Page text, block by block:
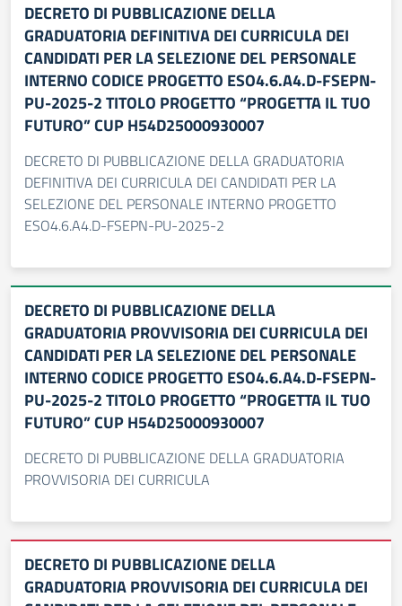
DECRETO DI PUBBLICAZIONE DELLA
GRADUATORIA DEFINITIVA DEI CURRICULA DEI
CANDIDATI PER LA SELEZIONE DEL PERSONALE
INTERNO CODICE PROGETTO ESO4.6.A4.D-FSEPN-
PU-2025-2 TITOLO PROGETTO “PROGETTA IL TUO
FUTURO” CUP H54D25000930007
DECRETO DI PUBBLICAZIONE DELLA GRADUATORIA
DEFINITIVA DEI CURRICULA DEI CANDIDATI PER LA
SELEZIONE DEL PERSONALE INTERNO PROGETTO
ESO4.6.A4.D-FSEPN-PU-2025-2
DECRETO DI PUBBLICAZIONE DELLA
GRADUATORIA PROVVISORIA DEI CURRICULA DEI
CANDIDATI PER LA SELEZIONE DEL PERSONALE
INTERNO CODICE PROGETTO ESO4.6.A4.D-FSEPN-
PU-2025-2 TITOLO PROGETTO “PROGETTA IL TUO
FUTURO” CUP H54D25000930007
DECRETO DI PUBBLICAZIONE DELLA GRADUATORIA
PROVVISORIA DEI CURRICULA
DECRETO DI PUBBLICAZIONE DELLA
GRADUATORIA PROVVISORIA DEI CURRICULA DEI